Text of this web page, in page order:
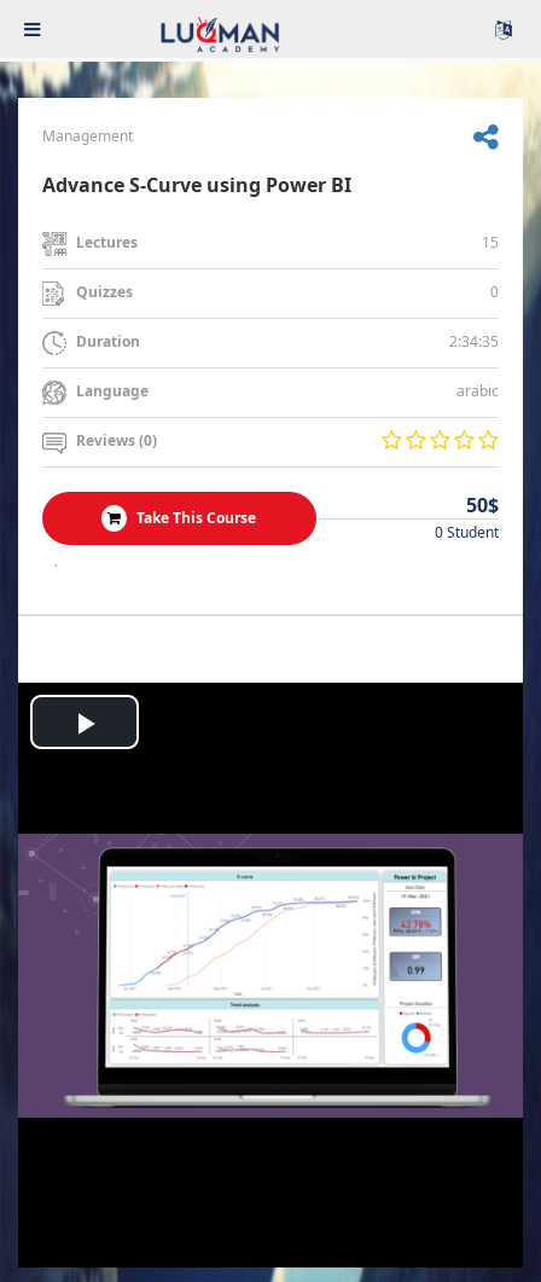
Management
Advance S-Curve using Power BI
Lectures 15
Quizzes 0
Duration 2:34:35
Language arabic
Reviews (0)
Take This Course 50$
0 Student
.
Play